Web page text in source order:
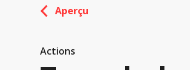
Aperçu
Actions